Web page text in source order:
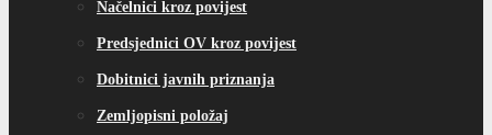
Načelnici kroz povijest
Predsjednici OV kroz povijest
Dobitnici javnih priznanja
Zemljopisni položaj